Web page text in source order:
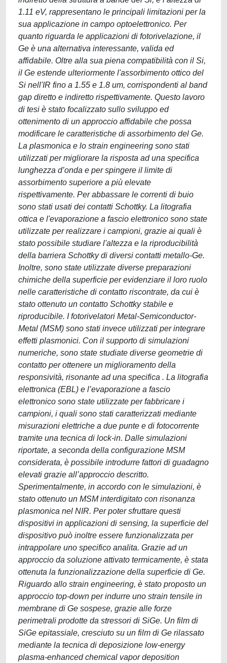
1.11 eV, rappresentano le principali limitazioni per la
sua applicazione in campo optoelettronico. Per
quanto riguarda le applicazioni di fotorivelazione, il
Ge è una alternativa interessante, valida ed
affidabile. Oltre alla sua piena compatibilità con il Si,
il Ge estende ulteriormente l'assorbimento ottico del
Si nell'IR fino a 1.55 e 1.8 um, corrispondenti al band
gap diretto e indiretto rispettivamente. Questo lavoro
di tesi è stato focalizzato sullo sviluppo ed
ottenimento di un approccio affidabile che possa
modificare le caratteristiche di assorbimento del Ge.
La plasmonica e lo strain engineering sono stati
utilizzati per migliorare la risposta ad una specifica
lunghezza d’onda e per spingere il limite di
assorbimento superiore a più elevate
rispettivamente. Per abbassare le correnti di buio
sono stati usati dei contatti Schottky. La litografia
ottica e l'evaporazione a fascio elettronico sono state
utilizzate per realizzare i campioni, grazie ai quali è
stato possibile studiare l'altezza e la riproducibilità
della barriera Schottky di diversi contatti metallo-Ge.
Inoltre, sono state utilizzate diverse preparazioni
chimiche della superficie per evidenziare il loro ruolo
nelle caratteristiche di contatto riscontrate, da cui è
stato ottenuto un contatto Schottky stabile e
riproducibile. I fotorivelatori Metal-Semiconductor-
Metal (MSM) sono stati invece utilizzati per integrare
effetti plasmonici. Con il supporto di simulazioni
numeriche, sono state studiate diverse geometrie di
contatto per ottenere un miglioramento della
responsività, risonante ad una specifica . La litografia
elettronica (EBL) e l’evaporazione a fascio
elettronico sono state utilizzate per fabbricare i
campioni, i quali sono stati caratterizzati mediante
misurazioni elettriche a due punte e di fotocorrente
tramite una tecnica di lock-in. Dalle simulazioni
riportate, a seconda della configurazione MSM
considerata, è possibile introdurre fattori di guadagno
elevati grazie all’approccio descritto.
Sperimentalmente, in accordo con le simulazioni, è
stato ottenuto un MSM interdigitato con risonanza
plasmonica nel NIR. Per poter sfruttare questi
dispositivi in applicazioni di sensing, la superficie del
dispositivo può inoltre essere funzionalizzata per
intrappolare uno specifico analita. Grazie ad un
approccio da soluzione attivato termicamente, è stata
ottenuta la funzionalizzazione della superficie di Ge.
Riguardo allo strain engineering, è stato proposto un
approccio top-down per indurre uno strain tensile in
membrane di Ge sospese, grazie alle forze
perimetrali prodotte da stressori di SiGe. Un film di
SiGe epitassiale, cresciuto su un film di Ge rilassato
mediante la tecnica di deposizione low-energy
plasma-enhanced chemical vapor deposition